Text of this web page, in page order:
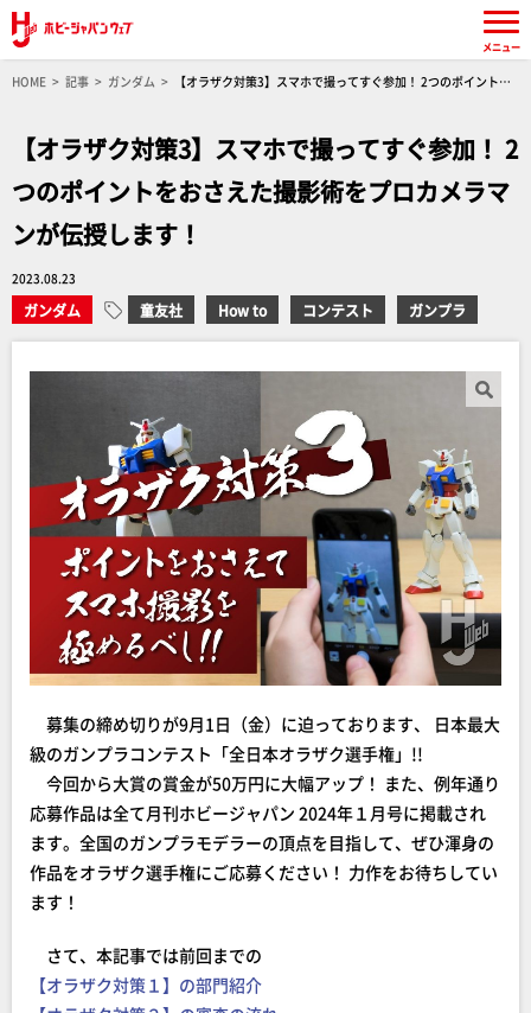
HOME 記事 ガンダム
【オラザク対策3】スマホで撮ってすぐ参加！ 2つのポイントを
【オラザク対策3】スマホで撮ってすぐ参加！ 2
つのポイントをおさえた撮影術をプロカメラマ
ンが伝授します！
2023.08.23
ガンダム 童友社 How to コンテスト ガンプラ
募集の締め切りが9月1日（金）に迫っております、 日本最大
級のガンプラコンテスト「全日本オラザク選手権」!!
今回から大賞の賞金が50万円に大幅アップ！ また、例年通り
応募作品は全て月刊ホビージャパン 2024年１月号に掲載され
ます。全国のガンプラモデラーの頂点を目指して、ぜひ渾身の
作品をオラザク選手権にご応募ください！ 力作をお待ちしてい
ます！
さて、本記事では前回までの
【オラザク対策１】の部門紹介
メニュー